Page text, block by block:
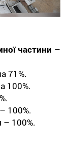
частини –
71%.
100%.
– 100%.
– 100%.